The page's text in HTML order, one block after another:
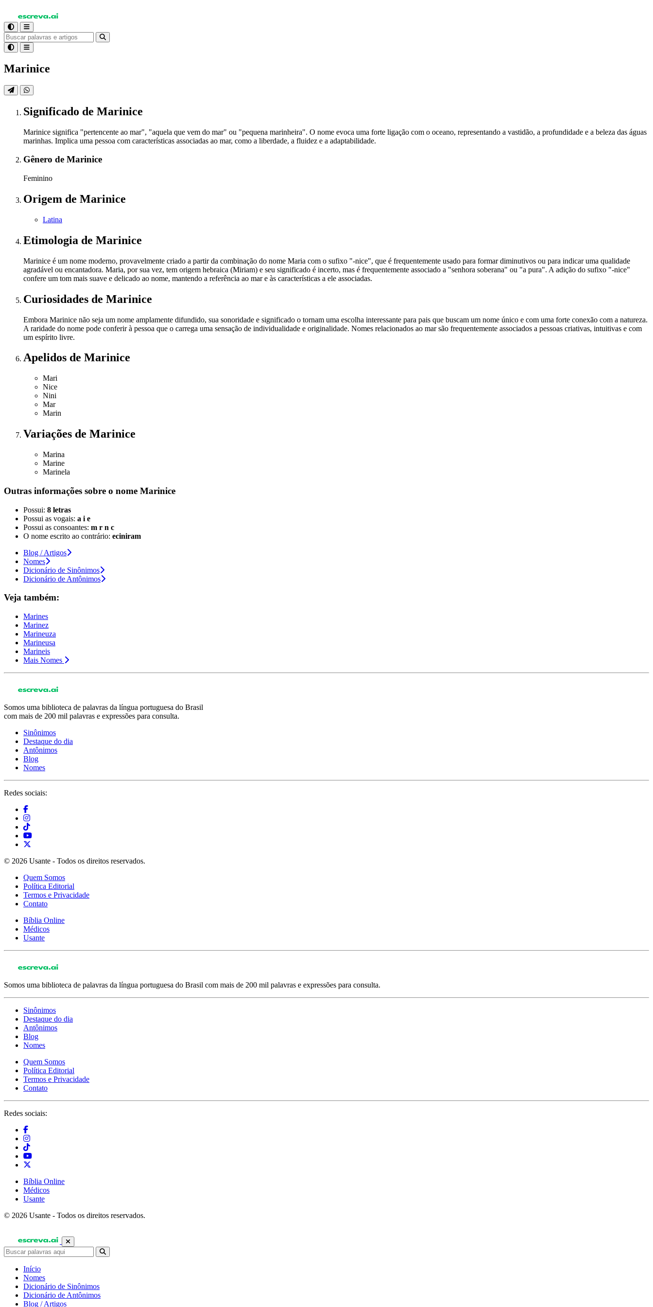
Marinice
Significado de Marinice
Marinice significa "pertencente ao mar", "aquela que vem do mar" ou "pequena marinheira". O nome evoca uma forte ligação com o oceano, representando a vastidão, a profundidade e a beleza das águas
marinhas. Implica uma pessoa com características associadas ao mar, como a liberdade, a fluidez e a adaptabilidade.
Gênero de Marinice
Feminino
Origem de Marinice
Latina
Etimologia de Marinice
Marinice é um nome moderno, provavelmente criado a partir da combinação do nome Maria com o sufixo "-nice", que é frequentemente usado para formar diminutivos ou para indicar uma qualidade
agradável ou encantadora. Maria, por sua vez, tem origem hebraica (Miriam) e seu significado é incerto, mas é frequentemente associado a "senhora soberana" ou "a pura". A adição do sufixo "-nice"
confere um tom mais suave e delicado ao nome, mantendo a referência ao mar e às características a ele associadas.
Curiosidades de Marinice
Embora Marinice não seja um nome amplamente difundido, sua sonoridade e significado o tornam uma escolha interessante para pais que buscam um nome único e com uma forte conexão com a natureza.
A raridade do nome pode conferir à pessoa que o carrega uma sensação de individualidade e originalidade. Nomes relacionados ao mar são frequentemente associados a pessoas criativas, intuitivas e com
um espírito livre.
Apelidos de Marinice
Mari
Nice
Nini
Mar
Marin
Variações de Marinice
Marina
Marine
Marinela
Outras informações sobre o nome Marinice
Possui: 8 letras
Possui as vogais: a i e
Possui as consoantes: m r n c
O nome escrito ao contrário: eciniram
Blog / Artigos
Nomes
Dicionário de Sinônimos
Dicionário de Antônimos
Veja também:
Marines
Marinez
Marineuza
Marineusa
Marineis
Mais Nomes
Somos uma biblioteca de palavras da língua portuguesa do Brasil
com mais de 200 mil palavras e expressões para consulta.
Sinônimos
Destaque do dia
Antônimos
Blog
Nomes
Redes sociais:
© 2026 Usante - Todos os direitos reservados.
Quem Somos
Política Editorial
Termos e Privacidade
Contato
Bíblia Online
Médicos
Usante
Somos uma biblioteca de palavras da língua portuguesa do Brasil com mais de 200 mil palavras e expressões para consulta.
Sinônimos
Destaque do dia
Antônimos
Blog
Nomes
Quem Somos
Política Editorial
Termos e Privacidade
Contato
Redes sociais:
Bíblia Online
Médicos
Usante
© 2026 Usante - Todos os direitos reservados.
Início
Nomes
Dicionário de Sinônimos
Dicionário de Antônimos
Blog / Artigos